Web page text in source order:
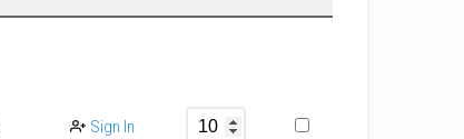
Sign In